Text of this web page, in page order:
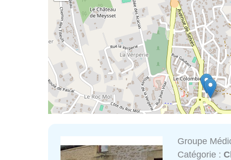
Groupe
Catégorie :